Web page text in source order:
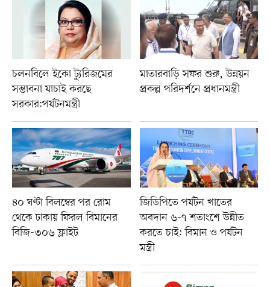
চলনবিলে ইকো ট্যুরিজমের
সম্ভাবনা যাচাই করছে
সরকার:পর্যটনমন্ত্রী
মাতারবাড়ি সফর শুরু, উন্নয়ন
প্রকল্প পরিদর্শনে প্রধানমন্ত্রী
৪০ ঘণ্টা বিলম্বের পর রোম
থেকে ঢাকায় ফিরল বিমানের
বিজি-৩০৬ ফ্লাইট
জিডিপিতে পর্যটন খাতের
অবদান ৬-৭ শতাংশে উন্নীত
করতে চাই: বিমান ও পর্যটন
মন্ত্রী